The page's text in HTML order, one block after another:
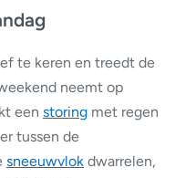
te keren en treedt de
neemt op
een storing met regen
tussen de
sneeuwvlok dwarrelen,